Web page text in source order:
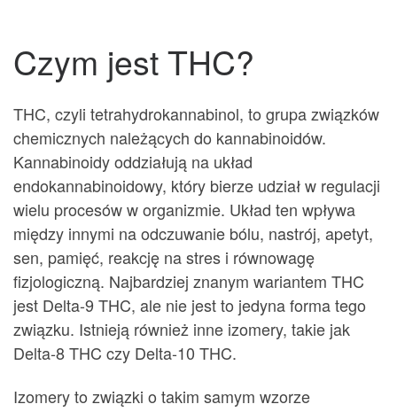
Czym jest THC?
THC, czyli tetrahydrokannabinol, to grupa związków
chemicznych należących do kannabinoidów.
Kannabinoidy oddziałują na układ
endokannabinoidowy, który bierze udział w regulacji
wielu procesów w organizmie. Układ ten wpływa
między innymi na odczuwanie bólu, nastrój, apetyt,
sen, pamięć, reakcję na stres i równowagę
fizjologiczną. Najbardziej znanym wariantem THC
jest Delta-9 THC, ale nie jest to jedyna forma tego
związku. Istnieją również inne izomery, takie jak
Delta-8 THC czy Delta-10 THC.
Izomery to związki o takim samym wzorze